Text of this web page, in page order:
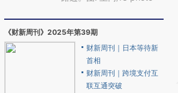
《财新周刊》2025年第39期
财新周刊｜日本等待新
首相
财新周刊｜跨境支付互
联互通突破